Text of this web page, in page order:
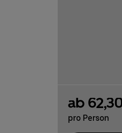
ab
pro Person